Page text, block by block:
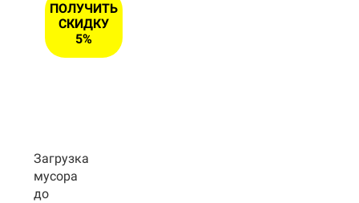
ПОЛУЧИТЬ
СКИДКУ
5%
Загрузка
мусора
до